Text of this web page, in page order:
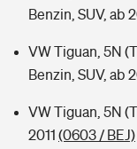
Benzin, SUV, ab
VW Tiguan, 5N
Benzin, SUV, ab
VW Tiguan, 5N
2011 (0603 / BEJ)